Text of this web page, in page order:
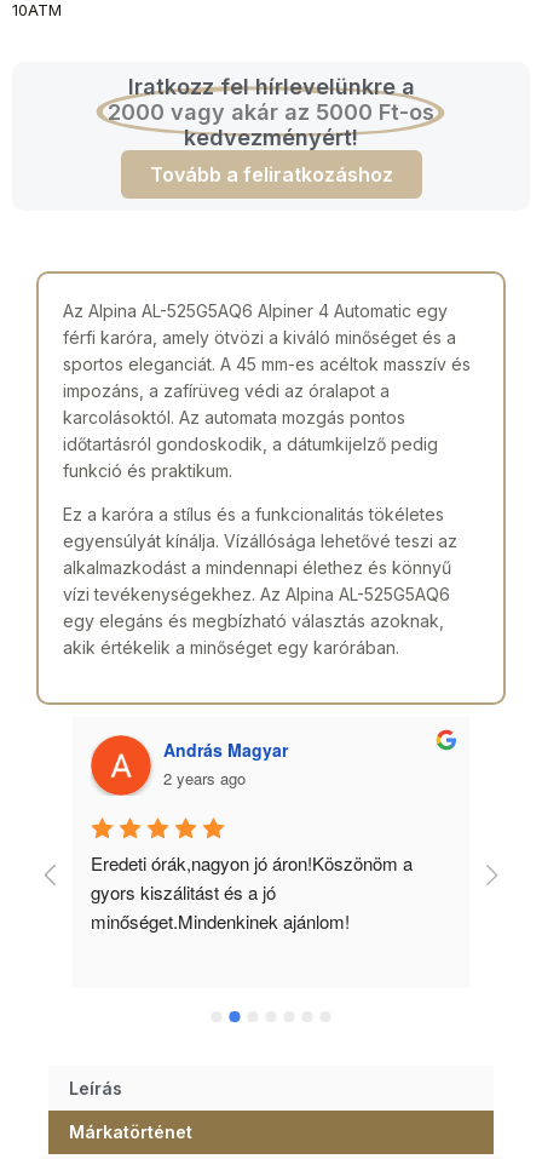
10ATM
Iratkozz fel hírlevelünkre a
2000 vagy akár az 5000 Ft-os
kedvezményért!
Tovább a feliratkozáshoz
Az Alpina AL-525G5AQ6 Alpiner 4 Automatic egy
férfi karóra, amely ötvözi a kiváló minőséget és a
sportos eleganciát. A 45 mm-es acéltok masszív és
impozáns, a zafírüveg védi az óralapot a
karcolásoktól. Az automata mozgás pontos
időtartásról gondoskodik, a dátumkijelző pedig
funkció és praktikum.
Ez a karóra a stílus és a funkcionalitás tökéletes
egyensúlyát kínálja. Vízállósága lehetővé teszi az
alkalmazkodást a mindennapi élethez és könnyű
vízi tevékenységekhez. Az Alpina AL-525G5AQ6
egy elegáns és megbízható választás azoknak,
akik értékelik a minőséget egy karórában.
András Magyar
2 years ago
Eredeti órák,nagyon jó áron!Köszönöm a
gyors kiszálitást és a jó
minőséget.Mindenkinek ajánlom!
Leírás
Márkatörténet